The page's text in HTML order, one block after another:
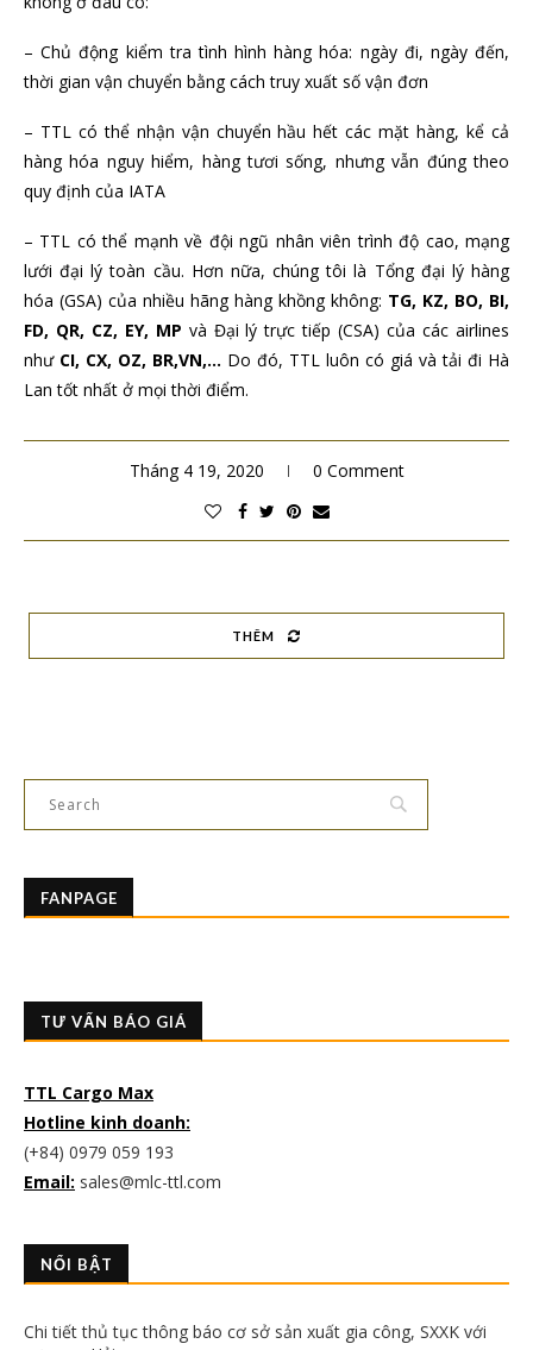
– Chủ động kiểm tra tình hình hàng hóa: ngày đi, ngày đến,
thời gian vận chuyển bằng cách truy xuất số vận đơn
– TTL có thể nhận vận chuyển hầu hết các mặt hàng, kể cả
hàng hóa nguy hiểm, hàng tươi sống, nhưng vẫn đúng theo
quy định của IATA
– TTL có thể mạnh về đội ngũ nhân viên trình độ cao, mạng
lưới đại lý toàn cầu. Hơn nữa, chúng tôi là Tổng đại lý hàng
hóa (GSA) của nhiều hãng hàng khồng không: TG, KZ, BO, BI,
FD, QR, CZ, EY, MP và Đại lý trực tiếp (CSA) của các airlines
như CI, CX, OZ, BR,VN,… Do đó, TTL luôn có giá và tải đi Hà
Lan tốt nhất ở mọi thời điểm.
Tháng 4 19, 2020 0 Comment
THÊM
FANPAGE
TƯ VẤN BÁO GIÁ
TTL Cargo Max
Hotline kinh doanh:
(+84) 0979 059 193
Email: sales@mlc-ttl.com
NỔI BẬT
Chi tiết thủ tục thông báo cơ sở sản xuất gia công, SXXK với